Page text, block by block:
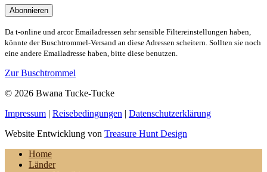
Abonnieren
Da t-online und arcor Emailadressen sehr sensible Filtereinstellungen haben,
könnte der Buschtrommel-Versand an diese Adressen scheitern. Sollten sie noch
eine andere Emailadresse haben, bitte diese benutzen.
Zur Buschtrommel
© 2026 Bwana Tucke-Tucke
Impressum | Reisebedingungen | Datenschutzerklärung
Website Entwicklung von Treasure Hunt Design
Home
Länder